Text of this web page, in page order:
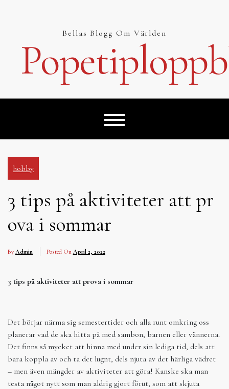
Bellas Blogg Om Världen
hobby
3 tips på aktiviteter att pr
ova i sommar
By Admin Posted On April 2, 2022
3 tips på aktiviteter att prova i sommar
Det börjar närma sig semestertider och alla runt omkring oss
planerar vad de ska hitta på med sambon, barnen eller vännerna.
Det finns så mycket att hinna med under sin lediga tid, dels att
bara koppla av och ta det lugnt, dels njuta av det härliga vädret
– men även mängder av aktiviteter att göra! Kanske ska man
testa något nytt som man aldrig gjort förut, som att skjuta